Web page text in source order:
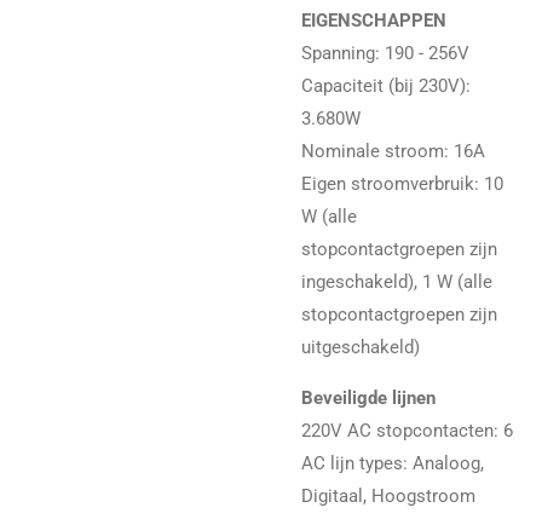
EIGENSCHAPPEN
Spanning: 190 - 256V
Capaciteit (bij 230V):
3.680W
Nominale stroom: 16A
Eigen stroomverbruik: 10
W (alle
stopcontactgroepen zijn
ingeschakeld), 1 W (alle
stopcontactgroepen zijn
uitgeschakeld)
Beveiligde lijnen
220V AC stopcontacten: 6
AC lijn types: Analoog,
Digitaal, Hoogstroom